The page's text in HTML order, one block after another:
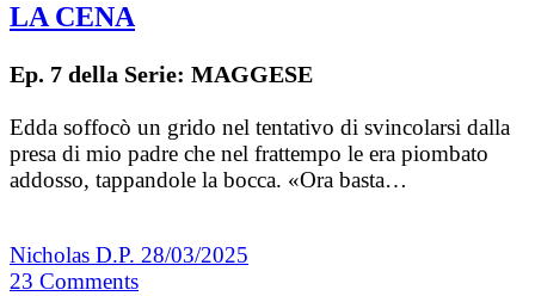
LA CENA
Ep. 7 della Serie: MAGGESE
Edda soffocò un grido nel tentativo di svincolarsi dalla
presa di mio padre che nel frattempo le era piombato
addosso, tappandole la bocca. «Ora basta…
Nicholas D.P. 28/03/2025
23 Comments